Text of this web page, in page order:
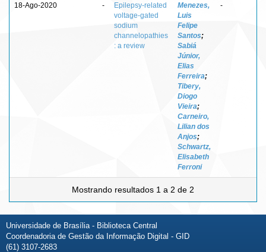
18-Ago-2020 -
Epilepsy-related
voltage-gated
sodium
channelopathies
: a review
Menezes,
Luis
Felipe
Santos;
Sabiá
Júnior,
Elias
Ferreira;
Tibery,
Diogo
Vieira;
Carneiro,
Lilian dos
Anjos;
Schwartz,
Elisabeth
Ferroni
-
Mostrando resultados 1 a 2 de 2
Universidade de Brasília - Biblioteca Central
Coordenadoria de Gestão da Informação Digital - GID
(61) 3107-2683